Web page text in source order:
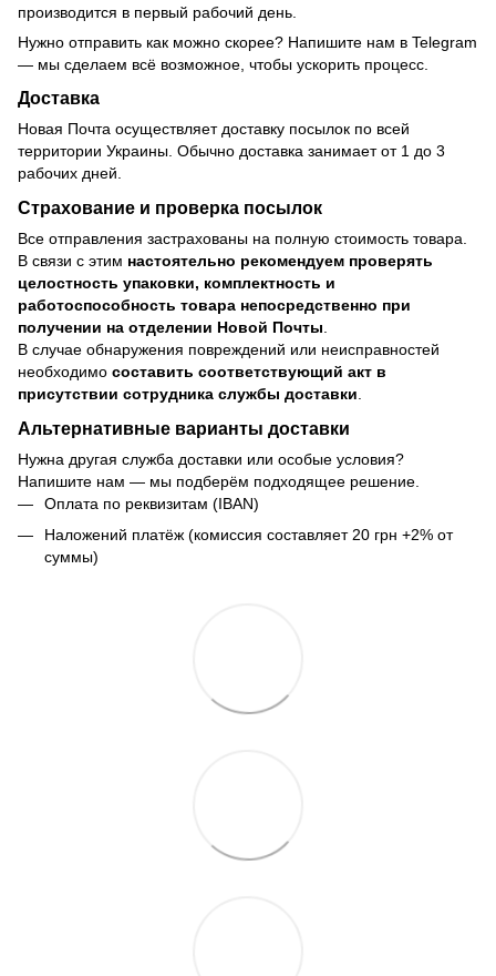
производится в первый рабочий день.
Нужно отправить как можно скорее? Напишите нам в Telegram
— мы сделаем всё возможное, чтобы ускорить процесс.
Доставка
Новая Почта осуществляет доставку посылок по всей
территории Украины. Обычно доставка занимает от 1 до 3
рабочих дней.
Страхование и проверка посылок
Все отправления застрахованы на полную стоимость товара.
В связи с этим настоятельно рекомендуем проверять
целостность упаковки, комплектность и
работоспособность товара непосредственно при
получении на отделении Новой Почты
В случае обнаружения повреждений или неисправностей
необходимо составить соответствующий акт в
присутствии сотрудника службы доставки
Альтернативные варианты доставки
Нужна другая служба доставки или особые условия?
Напишите нам — мы подберём подходящее решение.
Оплата по реквизитам (IBAN)
Наложений платёж (комиссия составляет 20 грн +2% от
суммы)